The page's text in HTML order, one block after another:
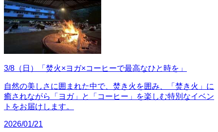
3/8（日）「焚火×ヨガ×コーヒーで最高なひと時を」
自然の美しさに囲まれた中で、焚き火を囲み、「焚き火」に
癒されながら「ヨガ」と「コーヒー」を楽しむ特別なイベン
トをお届けします。
2026/01/21